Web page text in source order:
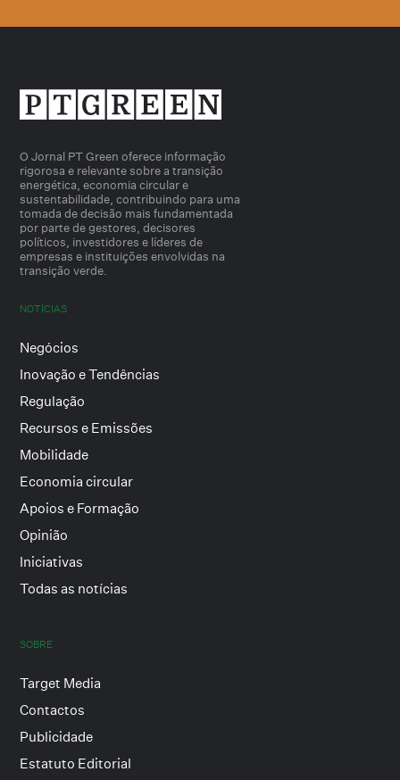
O Jornal PT Green oferece informação
rigorosa e relevante sobre a transição
energética, economia circular e
sustentabilidade, contribuindo para uma
tomada de decisão mais fundamentada
por parte de gestores, decisores
políticos, investidores e líderes de
empresas e instituições envolvidas na
transição verde.
NOTÍCIAS
Negócios
Inovação e Tendências
Regulação
Recursos e Emissões
Mobilidade
Economia circular
Apoios e Formação
Opinião
Iniciativas
Todas as notícias
SOBRE
Target Media
Contactos
Publicidade
Estatuto Editorial